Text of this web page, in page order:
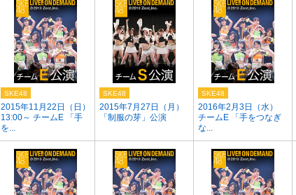
2015年11月22日（日）
13:00～ チームE 「手
を...
SKE48
2015年7月27日（月）
「制服の芽」公演
SKE48
2016年2月3日（水）
チームE 「手をつなぎ
な...
SKE48